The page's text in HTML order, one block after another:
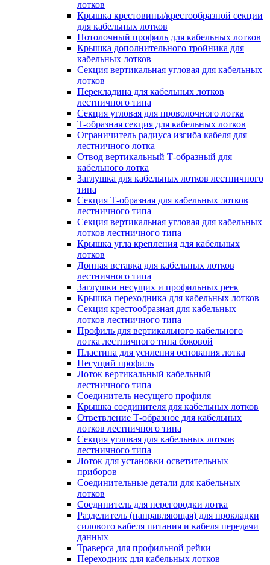
лотков
Крышка крестовины/крестообразной секции
для кабельных лотков
Потолочный профиль для кабельных лотков
Крышка дополнительного тройника для
кабельных лотков
Секция вертикальная угловая для кабельных
лотков
Перекладина для кабельных лотков
лестничного типа
Секция угловая для проволочного лотка
Т-образная секция для кабельных лотков
Ограничитель радиуса изгиба кабеля для
лестничного лотка
Отвод вертикальный Т-образный для
кабельного лотка
Заглушка для кабельных лотков лестничного
типа
Секция Т-образная для кабельных лотков
лестничного типа
Секция вертикальная угловая для кабельных
лотков лестничного типа
Крышка угла крепления для кабельных
лотков
Донная вставка для кабельных лотков
лестничного типа
Заглушки несущих и профильных реек
Крышка переходника для кабельных лотков
Секция крестообразная для кабельных
лотков лестничного типа
Профиль для вертикального кабельного
лотка лестничного типа боковой
Пластина для усиления основания лотка
Несущий профиль
Лоток вертикальный кабельный
лестничного типа
Соединитель несущего профиля
Крышка соединителя для кабельных лотков
Ответвление Т-образное для кабельных
лотков лестничного типа
Секция угловая для кабельных лотков
лестничного типа
Лоток для установки осветительных
приборов
Соединительные детали для кабельных
лотков
Соединитель для перегородки лотка
Разделитель (направляющая) для прокладки
силового кабеля питания и кабеля передачи
данных
Траверса для профильной рейки
Переходник для кабельных лотков